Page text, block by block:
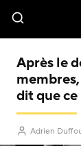
Après le
dit que ce
Adrien